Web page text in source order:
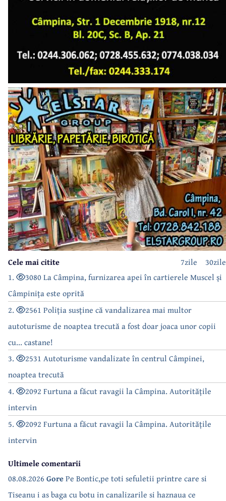
30zile
7zile
Cele mai citite
1.
3080 La Câmpina, furnizarea apei în cartierele Muscel și
Câmpinița este oprită
2.
2561 Poliția susține că vandalizarea mai multor
autoturisme de noaptea trecută a fost doar joaca unor copii
cu... castane!
3.
2531 Autoturisme vandalizate în centrul Câmpinei,
noaptea trecută
4.
2092 Furtuna a făcut ravagii la Câmpina. Autoritățile
intervin
5.
2092 Furtuna a făcut ravagii la Câmpina. Autoritățile
intervin
Ultimele comentarii
08.08.2026 GorePe Bontic,pe toti sefuletii printre care si
Tiseanu i as baga cu botu in canalizarile si haznaua ce